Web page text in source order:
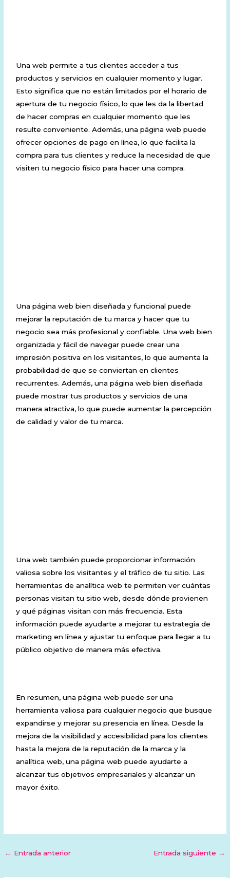
Una web permite a tus clientes acceder a tus
productos y servicios en cualquier momento y lugar.
Esto significa que no están limitados por el horario de
apertura de tu negocio físico, lo que les da la libertad
de hacer compras en cualquier momento que les
resulte conveniente. Además, una página web puede
ofrecer opciones de pago en línea, lo que facilita la
compra para tus clientes y reduce la necesidad de que
visiten tu negocio físico para hacer una compra.
Una página web bien diseñada y funcional puede
mejorar la reputación de tu marca y hacer que tu
negocio sea más profesional y confiable. Una web bien
organizada y fácil de navegar puede crear una
impresión positiva en los visitantes, lo que aumenta la
probabilidad de que se conviertan en clientes
recurrentes. Además, una página web bien diseñada
puede mostrar tus productos y servicios de una
manera atractiva, lo que puede aumentar la percepción
de calidad y valor de tu marca.
Una web también puede proporcionar información
valiosa sobre los visitantes y el tráfico de tu sitio. Las
herramientas de analítica web te permiten ver cuántas
personas visitan tu sitio web, desde dónde provienen
y qué páginas visitan con más frecuencia. Esta
información puede ayudarte a mejorar tu estrategia de
marketing en línea y ajustar tu enfoque para llegar a tu
público objetivo de manera más efectiva.
En resumen, una página web puede ser una
herramienta valiosa para cualquier negocio que busque
expandirse y mejorar su presencia en línea. Desde la
mejora de la visibilidad y accesibilidad para los clientes
hasta la mejora de la reputación de la marca y la
analítica web, una página web puede ayudarte a
alcanzar tus objetivos empresariales y alcanzar un
mayor éxito.
← Entrada anterior Entrada siguiente →